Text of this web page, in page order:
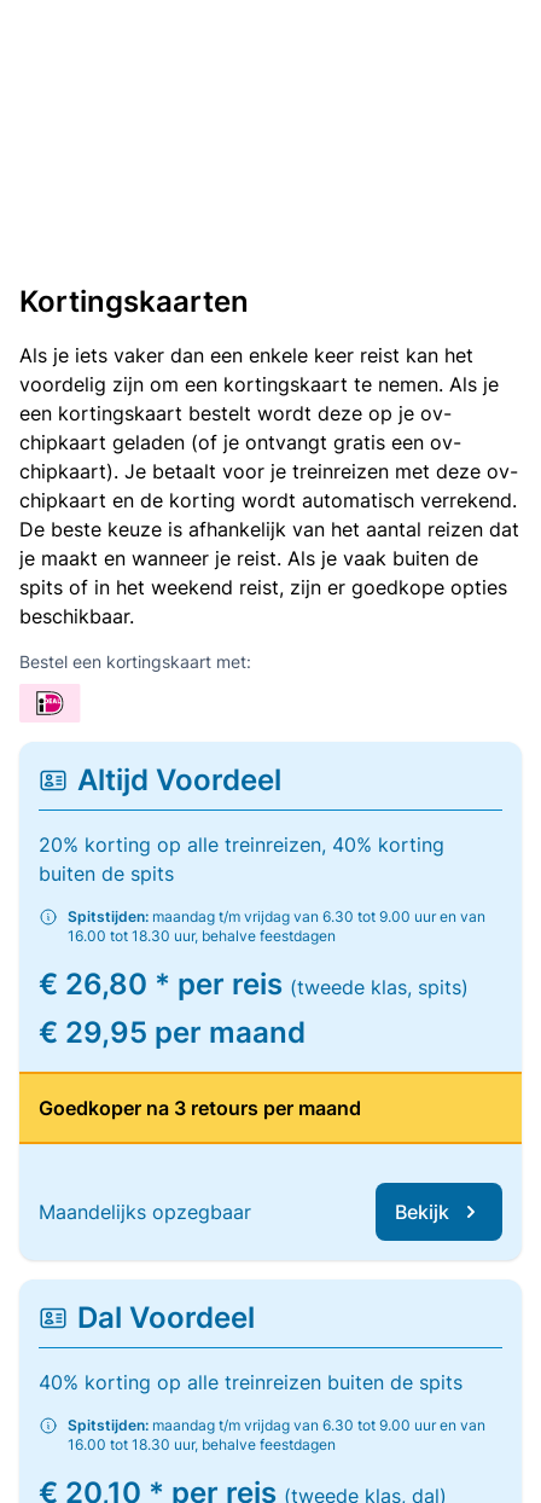
Kortingskaarten
Als je iets vaker dan een enkele keer reist kan het
voordelig zijn om een kortingskaart te nemen. Als je
een kortingskaart bestelt wordt deze op je ov-
chipkaart geladen (of je ontvangt gratis een ov-
chipkaart). Je betaalt voor je treinreizen met deze ov-
chipkaart en de korting wordt automatisch verrekend.
De beste keuze is afhankelijk van het aantal reizen dat
je maakt en wanneer je reist. Als je vaak buiten de
spits of in het weekend reist, zijn er goedkope opties
beschikbaar.
Bestel een kortingskaart met:
Altijd Voordeel
20% korting op alle treinreizen, 40% korting
buiten de spits
Spitstijden: maandag t/m vrijdag van 6.30 tot 9.00 uur en van
16.00 tot 18.30 uur, behalve feestdagen
€ 26,80 * per reis (tweede klas, spits)
€ 29,95 per maand
Goedkoper na 3 retours per maand
Maandelijks opzegbaar Bekijk
Dal Voordeel
40% korting op alle treinreizen buiten de spits
Spitstijden: maandag t/m vrijdag van 6.30 tot 9.00 uur en van
16.00 tot 18.30 uur, behalve feestdagen
€ 20,10 * per reis (tweede klas, dal)